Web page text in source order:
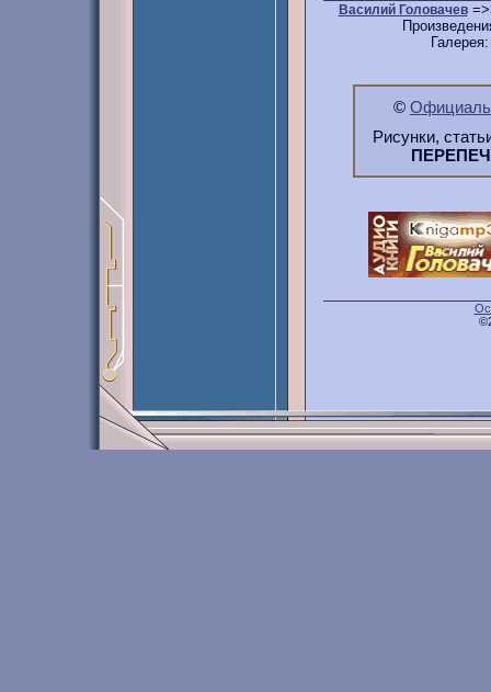
Василий Головачев
©
Рисунки,